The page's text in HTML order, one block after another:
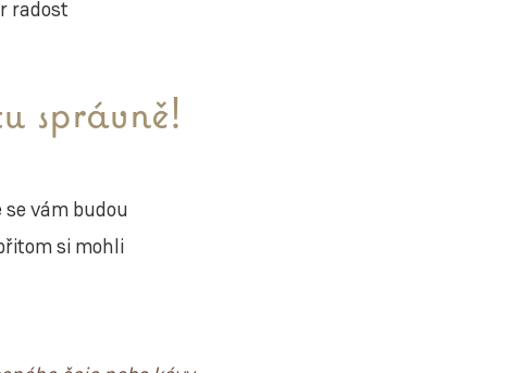
radost
správně!
vám budou
si mohli